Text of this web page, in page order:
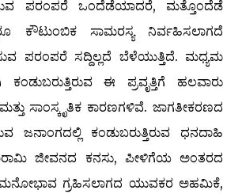
ಪರಂಪರೆ ಒಂದೆಡೆಯಾದರೆ, ಮತ್ತೊಂದೆಡೆ
ಕೌಟುಂಬಿಕ ಸಾಮರಸ್ಯ ನಿರ್ವಹಿಸಲಾಗದೆ
ಪರಂಪರೆ ಸದ್ದಿಲ್ಲದೆ ಬೆಳೆಯುತ್ತಿದೆ. ಮಧ್ಯಮ
ಕಂಡುಬರುತ್ತಿರುವ ಈ ಪ್ರವೃತ್ತಿಗೆ ಹಲವಾರು
ಸಾಂಸ್ಕೃತಿಕ ಕಾರಣಗಳಿವೆ. ಜಾಗತೀಕರಣದ
ಜನಾಂಗದಲ್ಲಿ ಕಂಡುಬರುತ್ತಿರುವ ಧನದಾಹಿ
ಜೀವನದ ಕನಸು, ಪೀಳಿಗೆಯ ಅಂತರದ
ಗ್ರಹಿಸಲಾಗದ ಯುವಕರ ಅಹಮಿಕೆ,